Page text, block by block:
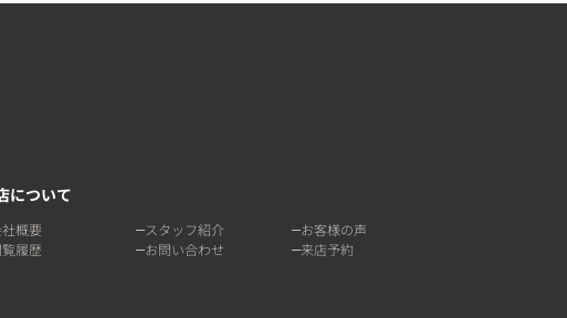
について
概要 スタッフ紹介
お客様の声
履歴 お問い合わせ
来店予約